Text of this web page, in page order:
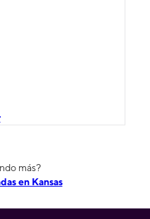
más?
en Kansas